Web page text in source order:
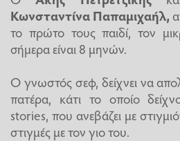
Κωνσταντίνα Παπαμιχαήλ,
το πρώτο τους παιδί, τον
σήμερα είναι 8 μηνών.
Ο γνωστός σεφ, δείχνει να
πατέρα, κάτι το οποίο
stories, που ανεβάζει με
στιγμές με τον γιο του.